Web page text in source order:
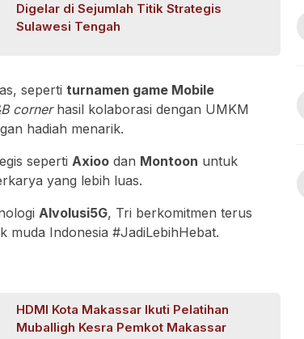
Digelar di Sejumlah Titik Strategis
Sulawesi Tengah
seperti turnamen game Mobile
cornerhasil kolaborasi dengan UMKM
hadiah menarik.
seperti Axioo dan Montoon untuk
yang lebih luas.
AIvolusi5G, Tri berkomitmen terus
muda Indonesia #JadiLebihHebat.
HDMI Kota Makassar Ikuti Pelatihan
Muballigh Kesra Pemkot Makassar